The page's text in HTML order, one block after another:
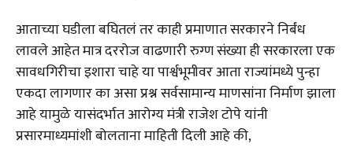
आताच्या घडीला बघितलं तर काही प्रमाणात सरकारने निर्बंध
लावले आहेत मात्र दररोज वाढणारी रुग्ण संख्या ही सरकारला एक
सावधगिरीचा इशारा चाहे या पार्श्वभूमीवर आता राज्यांमध्ये पुन्हा
एकदा लागणार का असा प्रश्न सर्वसामान्य माणसांना निर्माण झाला
आहे यामुळे यासंदर्भात आरोग्य मंत्री राजेश टोपे यांनी
प्रसारमाध्यमांशी बोलताना माहिती दिली आहे की,